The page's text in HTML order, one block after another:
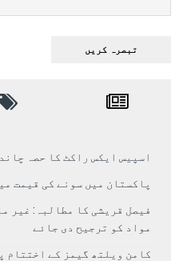
اسپیس ایکس راکٹ کا حصہ
پاکستان میں سونے کی قیمت میں 11,300 روپے کا
فیصل قریشی کا مطالبہ: غیر
مواد کو ترجیح دی جائے
کامن ویلتھ گیمز کے اختتام پر